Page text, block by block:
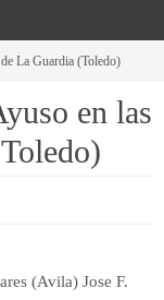
La Guardia (Toledo)
en las
(Avila) Jose F.